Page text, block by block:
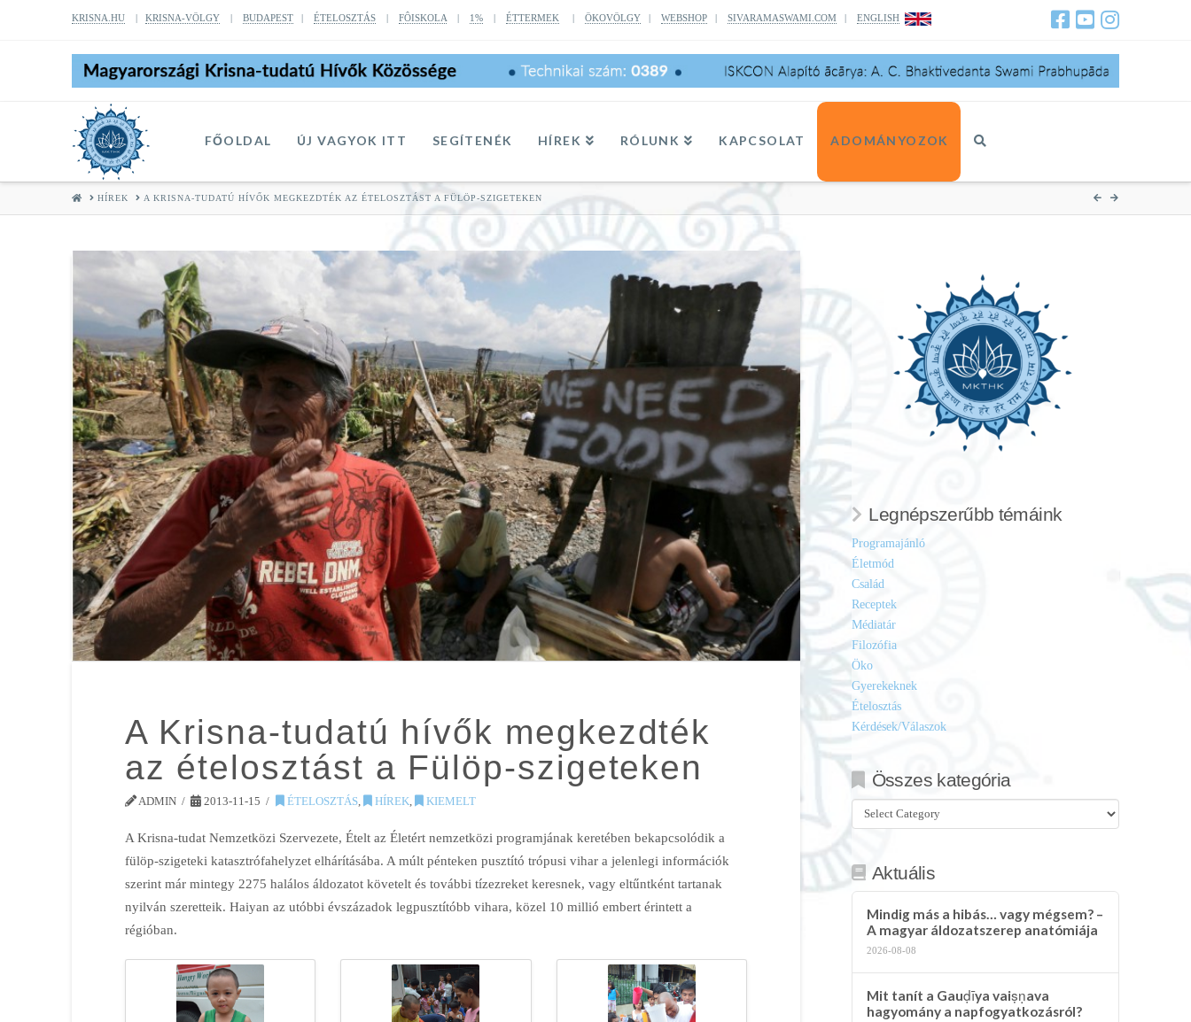
KRISNA.HU| KRISNA-VÖLGY| BUDAPEST| ÉTELOSZTÁS| FÔISKOLA| 1%| ÉTTERMEK | ÖKOVÖLGY| WEBSHOP| SIVARAMASWAMI.COM| ENGLISH
FŐOLDAL ÚJ VAGYOK ITT SEGÍTENÉK HÍREK RÓLUNK KAPCSOLAT ADOMÁNYOZOK
HOMEHÍREK A KRISNA-TUDATÚ HÍVŐK MEGKEZDTÉK AZ ÉTELOSZTÁST A FÜLÖP-SZIGETEKEN
A Krisna-tudatú hívők megkezdték
az ételosztást a Fülöp-szigeteken
ADMIN 2013-11-15 ÉTELOSZTÁS, HÍREK, KIEMELT
A Krisna-tudat Nemzetközi Szervezete, Ételt az Életért nemzetközi programjának keretében bekapcsolódik a
fülöp-szigeteki katasztrófahelyzet elhárításába. A múlt pénteken pusztító trópusi vihar a jelenlegi információk
szerint már mintegy 2275 halálos áldozatot követelt és további tízezreket keresnek, vagy eltűntként tartanak
nyilván szeretteik. Haiyan az utóbbi évszázadok legpusztítóbb vihara, közel 10 millió embert érintett a
régióban.
Legnépszerűbb témáink
Programajánló
Életmód
Család
Receptek
Médiatár
Filozófia
Öko
Gyerekeknek
Ételosztás
Kérdések/Válaszok
Összes kategória
Összes
kategória
Aktuális
Mindig más a hibás… vagy mégsem? –
A magyar áldozatszerep anatómiája
2026-08-08
Mit tanít a Gauḍīya vaiṣṇava
hagyomány a napfogyatkozásról?